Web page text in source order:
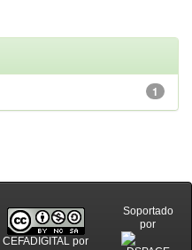
1
CEFADIGITAL por
Soportado
por